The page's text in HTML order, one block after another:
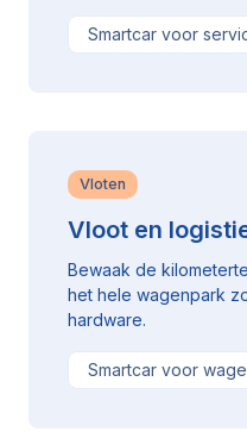
Smartcar voor
Vloten
Vloot en
Bewaak de
het hele wagenpark
hardware.
Smartcar voor